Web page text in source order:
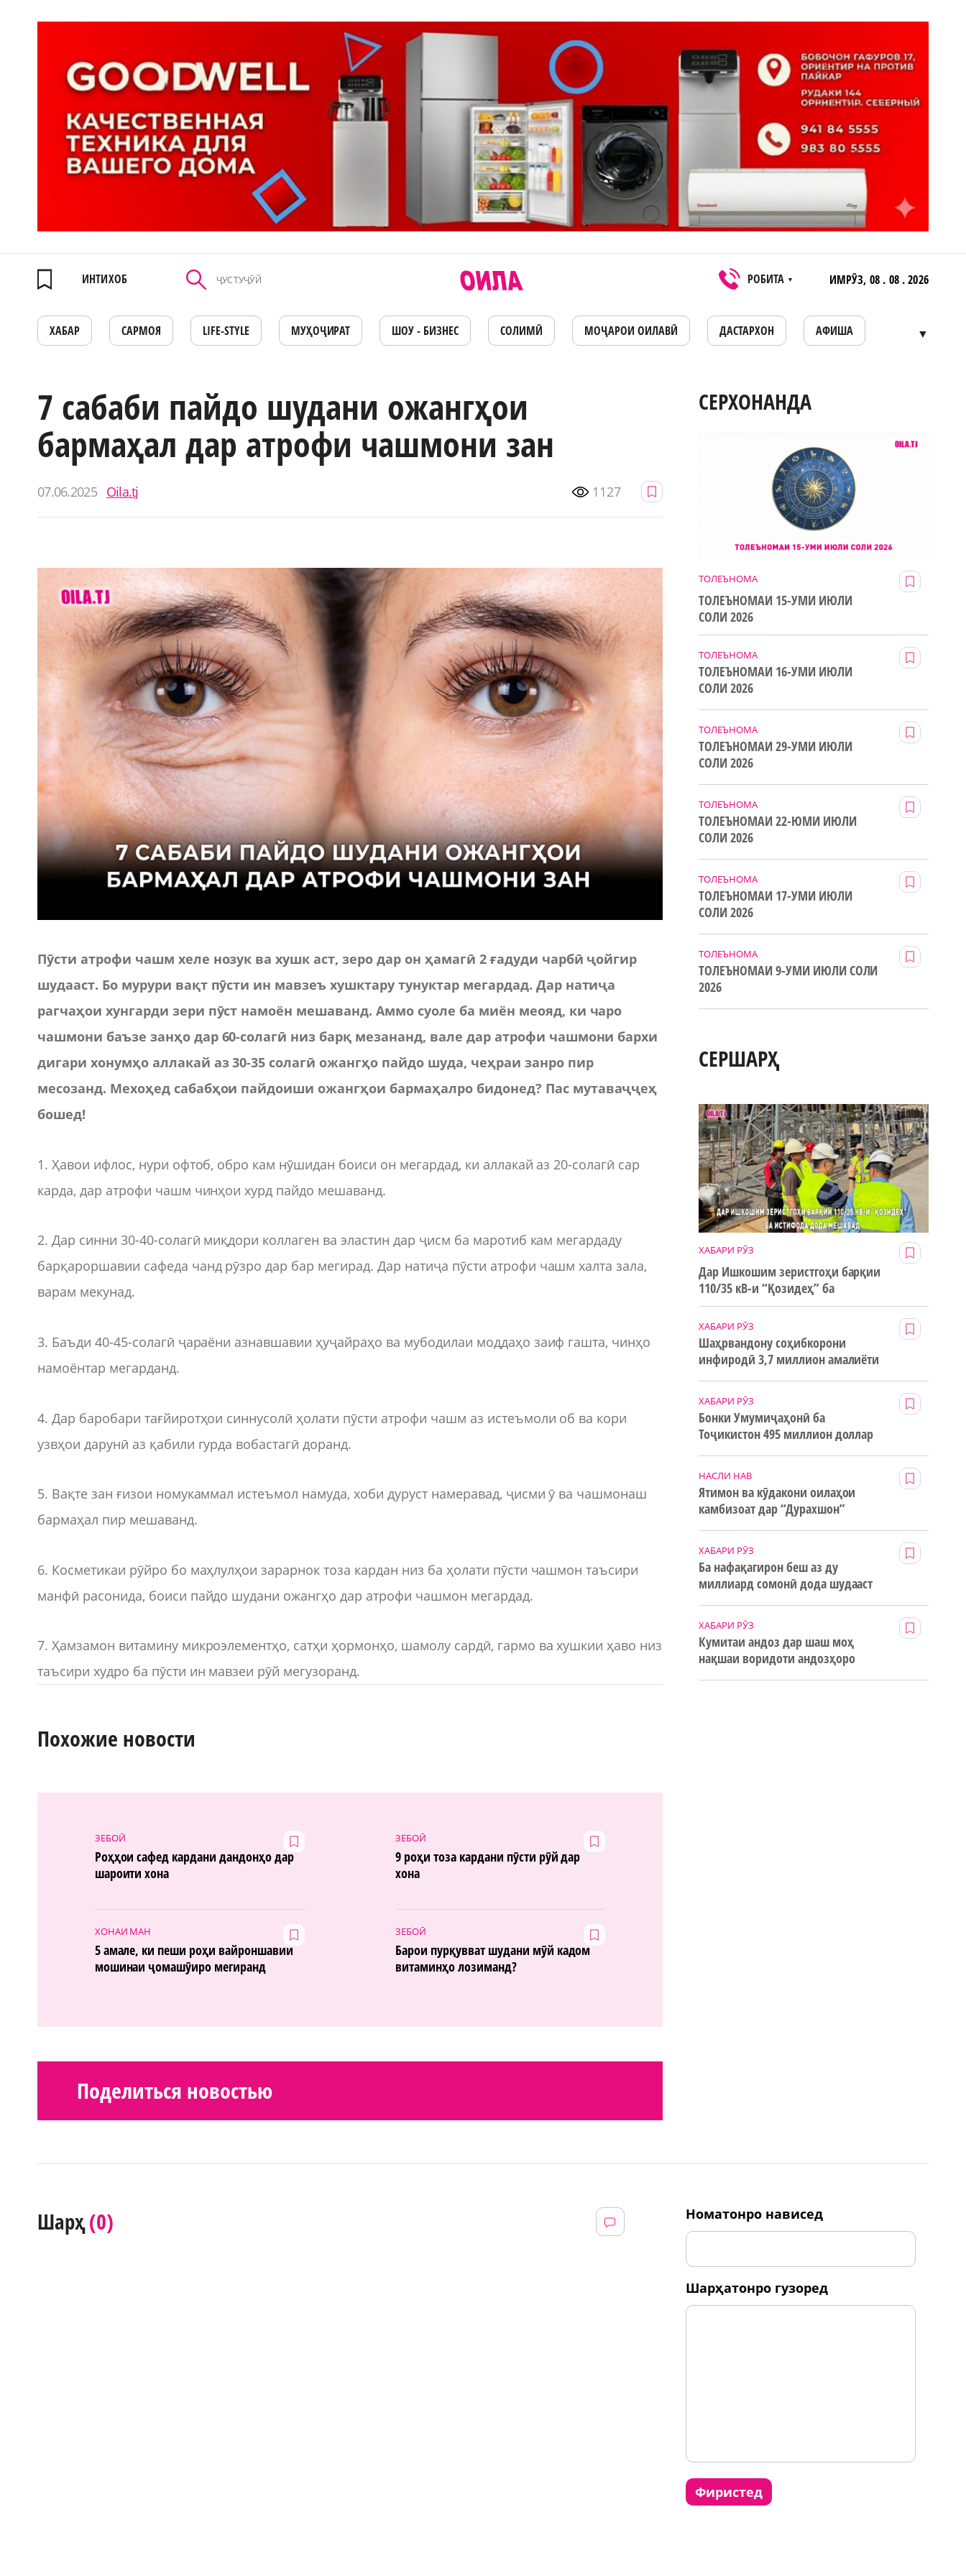
ИНТИХОБ РОБИТА ▼ ИМРӮЗ, 08 . 08 . 2026
ХАБАР САРМОЯ LIFE-STYLE МУҲОҶИРАТ ШОУ - БИЗНЕС СОЛИМӢ МОҶАРОИ ОИЛАВӢ ДАСТАРХОН АФИША ▼
7 сабаби пайдо шудани ожангҳои
бармаҳал дар атрофи чашмони зан
07.06.2025 Oila.tj 1127
Пӯсти атрофи чашм хеле нозук ва хушк аст, зеро дар он ҳамагӣ 2 ғадуди чарбӣ ҷойгир
шудааст. Бо мурури вақт пӯсти ин мавзеъ хушктару тунуктар мегардад. Дар натиҷа
рагчаҳои хунгарди зери пӯст намоён мешаванд. Аммо суоле ба миён меояд, ки чаро
чашмони баъзе занҳо дар 60-солагӣ низ барқ мезананд, вале дар атрофи чашмони бархи
дигари хонумҳо аллакай аз 30-35 солагӣ ожангҳо пайдо шуда, чеҳраи занро пир
месозанд. Мехоҳед сабабҳои пайдоиши ожангҳои бармаҳалро бидонед? Пас мутаваҷҷеҳ
бошед!
1. Ҳавои ифлос, нури офтоб, обро кам нӯшидан боиси он мегардад, ки аллакай аз 20-солагӣ сар
карда, дар атрофи чашм чинҳои хурд пайдо мешаванд.
2. Дар синни 30-40-солагӣ миқдори коллаген ва эластин дар ҷисм ба маротиб кам мегардаду
барқароршавии сафеда чанд рӯзро дар бар мегирад. Дар натиҷа пӯсти атрофи чашм халта зала,
варам мекунад.
3. Баъди 40-45-солагӣ ҷараёни азнавшавии ҳуҷайраҳо ва мубодилаи моддаҳо заиф гашта, чинҳо
намоёнтар мегарданд.
4. Дар баробари тағйиротҳои синнусолӣ ҳолати пӯсти атрофи чашм аз истеъмоли об ва кори
узвҳои дарунӣ аз қабили гурда вобастагӣ доранд.
5. Вақте зан ғизои номукаммал истеъмол намуда, хоби дуруст намеравад, ҷисми ӯ ва чашмонаш
бармаҳал пир мешаванд.
6. Косметикаи рӯйро бо маҳлулҳои зарарнок тоза кардан низ ба ҳолати пӯсти чашмон таъсири
манфӣ расонида, боиси пайдо шудани ожангҳо дар атрофи чашмон мегардад.
7. Ҳамзамон витамину микроэлементҳо, сатҳи ҳормонҳо, шамолу сардӣ, гармо ва хушкии ҳаво низ
таъсири худро ба пӯсти ин мавзеи рӯй мегузоранд.
Похожие новости
ЗЕБОӢ
Роҳҳои сафед кардани дандонҳо дар
шароити хона
ЗЕБОӢ
9 роҳи тоза кардани пӯсти рӯй дар
хона
ХОНАИ МАН
5 амале, ки пеши роҳи вайроншавии
мошинаи ҷомашӯиро мегиранд
ЗЕБОӢ
Барои пурқувват шудани мӯй кадом
витаминҳо лозиманд?
Поделиться новостью
СЕРХОНАНДА
ТОЛЕЪНОМА
ТОЛЕЪНОМАИ 15-УМИ ИЮЛИ
СОЛИ 2026
ТОЛЕЪНОМА
ТОЛЕЪНОМАИ 16-УМИ ИЮЛИ
СОЛИ 2026
ТОЛЕЪНОМА
ТОЛЕЪНОМАИ 29-УМИ ИЮЛИ
СОЛИ 2026
ТОЛЕЪНОМА
ТОЛЕЪНОМАИ 22-ЮМИ ИЮЛИ
СОЛИ 2026
ТОЛЕЪНОМА
ТОЛЕЪНОМАИ 17-УМИ ИЮЛИ
СОЛИ 2026
ТОЛЕЪНОМА
ТОЛЕЪНОМАИ 9-УМИ ИЮЛИ СОЛИ
2026
СЕРШАРҲ
ХАБАРИ РӮЗ
Дар Ишкошим зеристгоҳи барқии
110/35 кВ-и “Қозидеҳ” ба
истифода дода мешавад
ХАБАРИ РӮЗ
Шаҳрвандону соҳибкорони
инфиродӣ 3,7 миллион амалиёти
ХАБАРИ РӮЗ
Бонки Умумиҷаҳонӣ ба
Тоҷикистон 495 миллион доллар
НАСЛИ НАВ
Ятимон ва кӯдакони оилаҳои
камбизоат дар “Дурахшон”
ХАБАРИ РӮЗ
Ба нафақагирон беш аз ду
миллиард сомонӣ дода шудааст
ХАБАРИ РӮЗ
Кумитаи андоз дар шаш моҳ
нақшаи воридоти андозҳоро
Шарҳ(0) номатонро нависед
шарҳатонро гузоред
фиристед